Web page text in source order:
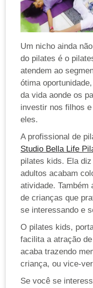
Um nicho ainda
do pilates é o
atendem ao
ótima
da vida aonde os
investir nos filhos
eles.
A profissional de
Studio Bella Life
pilates kids. Ela
adultos acabam
atividade. Também
de crianças que
se interessando e
O pilates kids,
facilita a atração
acaba trazendo
criança, ou vice-
Se você se